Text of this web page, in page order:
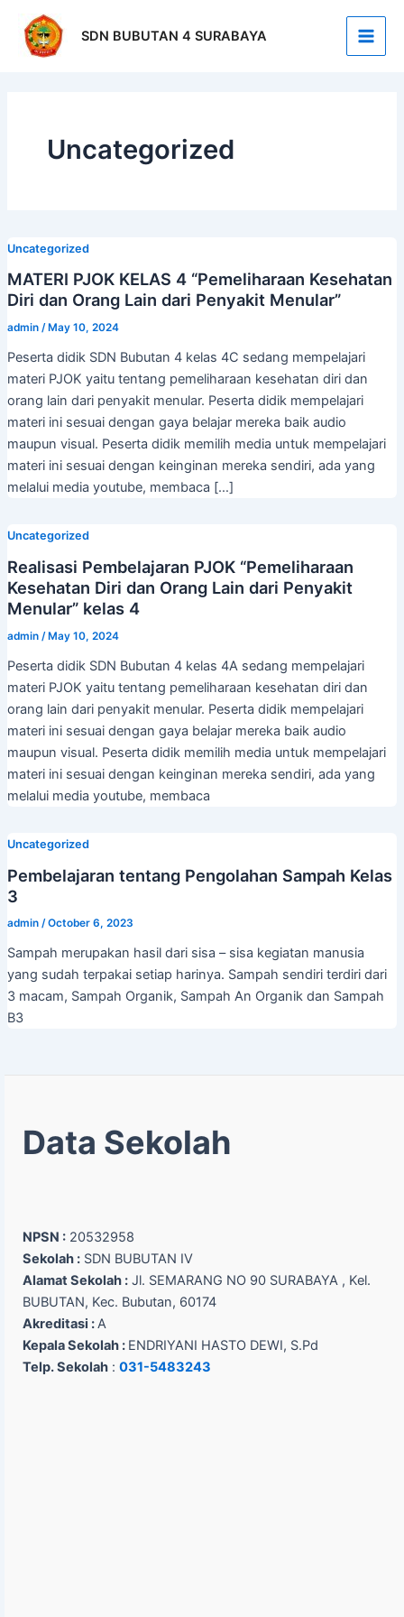
content
SDN BUBUTAN 4 SURABAYA
Main
Uncategorized
Uncategorized
MATERI PJOK KELAS 4 “Pemeliharaan Kesehatan
Diri dan Orang Lain dari Penyakit Menular”
admin / May 10, 2024
Peserta didik SDN Bubutan 4 kelas 4C sedang mempelajari
materi PJOK yaitu tentang pemeliharaan kesehatan diri dan
orang lain dari penyakit menular. Peserta didik mempelajari
materi ini sesuai dengan gaya belajar mereka baik audio
maupun visual. Peserta didik memilih media untuk mempelajari
materi ini sesuai dengan keinginan mereka sendiri, ada yang
melalui media youtube, membaca […]
Uncategorized
Realisasi Pembelajaran PJOK “Pemeliharaan
Kesehatan Diri dan Orang Lain dari Penyakit
Menular” kelas 4
admin /May 10, 2024
Peserta didik SDN Bubutan 4 kelas 4A sedang mempelajari
materi PJOK yaitu tentang pemeliharaan kesehatan diri dan
orang lain dari penyakit menular. Peserta didik mempelajari
materi ini sesuai dengan gaya belajar mereka baik audio
maupun visual. Peserta didik memilih media untuk mempelajari
materi ini sesuai dengan keinginan mereka sendiri, ada yang
melalui media youtube, membaca
Uncategorized
Pembelajaran tentang Pengolahan Sampah Kelas
3
admin /October 6, 2023
Sampah merupakan hasil dari sisa – sisa kegiatan manusia
yang sudah terpakai setiap harinya. Sampah sendiri terdiri dari
3 macam, Sampah Organik, Sampah An Organik dan Sampah
B3
Data Sekolah
NPSN : 20532958
Sekolah : SDN BUBUTAN IV
Alamat Sekolah : Jl. SEMARANG NO 90 SURABAYA , Kel.
BUBUTAN, Kec. Bubutan, 60174
Akreditasi :A
Kepala Sekolah : ENDRIYANI HASTO DEWI, S.Pd
Telp. Sekolah : 031-5483243